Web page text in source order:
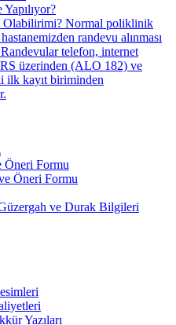
Olabilirimi? Normal poliklinik
randevu alınması
telefon, internet
üzerinden (ALO 182) ve
ilk kayıt biriminden
Öneri Formu
Öneri Formu
ve Durak Bilgileri
Yazıları